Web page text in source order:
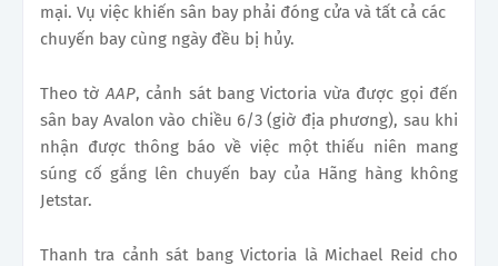
mại. Vụ việc khiến sân bay phải đóng cửa và tất cả các
chuyến bay cùng ngày đều bị hủy.
Theo tờAAP, cảnh sát bang Victoria vừa được gọi đến
sân bay Avalon vào chiều 6/3 (giờ địa phương), sau khi
nhận được thông báo về việc một thiếu niên mang
súng cố gắng lên chuyến bay của Hãng hàng không
Jetstar.
Thanh tra cảnh sát bang Victoria là Michael Reid cho